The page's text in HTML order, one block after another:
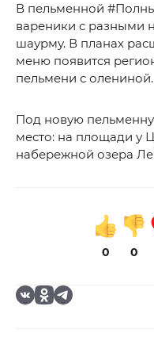
В пельменной
вареники с разными
шаурму. В планах
меню появится
пельмени с олениной.
Под новую
место: на площади у
набережной озера
0 0